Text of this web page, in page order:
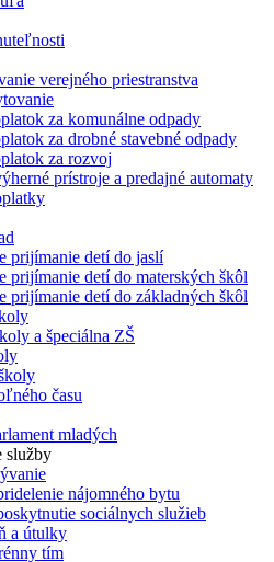
verejného priestranstva
za komunálne odpady
za drobné stavebné odpady
za rozvoj
prístroje a predajné automaty
prijímanie detí do jaslí
prijímanie detí do materských škôl
prijímanie detí do základných škôl
a špeciálna ZŠ
času
mladých
služby
nájomného bytu
sociálnych služieb
a útulky
tím